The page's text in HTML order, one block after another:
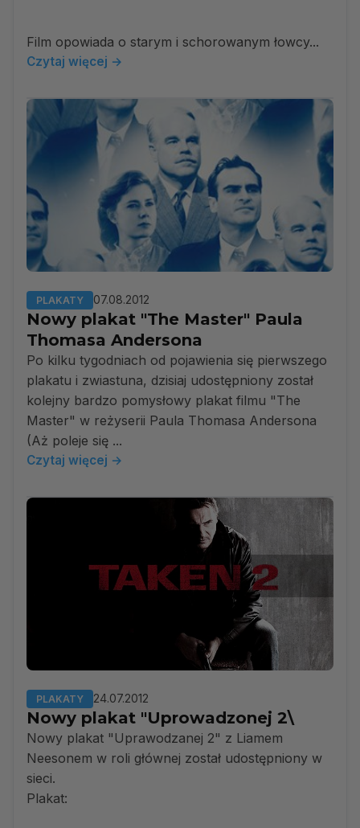
Film opowiada o starym i schorowanym łowcy...
Czytaj więcej →
PLAKATY 07.08.2012
Nowy plakat "The Master" Paula
Thomasa Andersona
Po kilku tygodniach od pojawienia się pierwszego
plakatu i zwiastuna, dzisiaj udostępniony został
kolejny bardzo pomysłowy plakat filmu "The
Master" w reżyserii Paula Thomasa Andersona
(Aż poleje się ...
Czytaj więcej →
PLAKATY 24.07.2012
Nowy plakat "Uprowadzonej 2\
Nowy plakat "Uprawodzanej 2" z Liamem
Neesonem w roli głównej został udostępniony w
sieci.
Plakat: